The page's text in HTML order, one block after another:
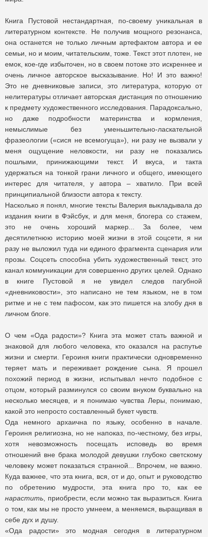
Книга Пустовой нестандартная, по-своему уникальная в
литературном контексте. Не получив мощного резонанса,
она останется не только личным артефактом автора и ее
семьи, но и моим, читательским, тоже. Текст этот плотен, не
емок, кое-где избыточен, но в своем потоке это искреннее и
очень личное авторское высказывание. Но! И это важно!
Это не дневниковые записи, это литература, которую от
нелитературы отличает авторская дистанция по отношению
к предмету художественного исследования. Парадоксально,
но даже подробности материнства и кормления,
немыслимые без уменьшительно-ласкательной
фразеологии («сися не всемогуща»), ни разу не вызвали у
меня ощущение неловкости, ни разу не показались
пошлыми, принижающими текст. И вкуса, и такта
удержаться на тонкой грани личного и общего, имеющего
интерес для читателя, у автора – хватило. При всей
принципиальной близости автора к тексту.
Насколько я понял, многие тексты Валерия выкладывала до
издания книги в Фэйсбук, и для меня, блогера со стажем,
это не очень хороший маркер... За более, чем
десятилетнюю историю моей жизни в этой соцсети, я ни
разу не выложил туда ни единого фрагмента сценария или
прозы. Соцсеть способна убить художественный текст, это
канал коммуникации для совершенно других целей. Однако
в книге Пустовой я не увидел следов пагубной
«дневниковости», это написано не тем языком, не в том
ритме и не с тем пафосом, как это пишется на злобу дня в
личном блоге.
О чем «Ода радости»? Книга эта может стать важной и
знаковой для любого человека, кто оказался на распутье
жизни и смерти. Героиня книги практически одновременно
теряет мать и переживает рождение сына. Я прошел
похожий период в жизни, испытывал нечто подобное с
отцом, который разминулся со своим внуком буквально на
несколько месяцев, и я понимаю чувства Леры, понимаю,
какой это непросто составленный букет чувств.
Ода немного архаична по языку, особенно в начале.
Героиня религиозна, но не напоказ, по-честному, без игры,
хотя невозможность посещать исповедь во время
отношений вне брака молодой девушки глубоко светскому
человеку может показаться странной... Впрочем, не важно.
Куда важнее, что эта книга, вся, от и до, опыт и руководство
по обретению мудрости, эта книга про то, как ее
нарастить , приобрести, если можно так выразиться. Книга
о том, как мы не просто умнеем, а меняемся, выращивая в
себе дух и душу.
«Ода радости» это модная сегодня в литературном